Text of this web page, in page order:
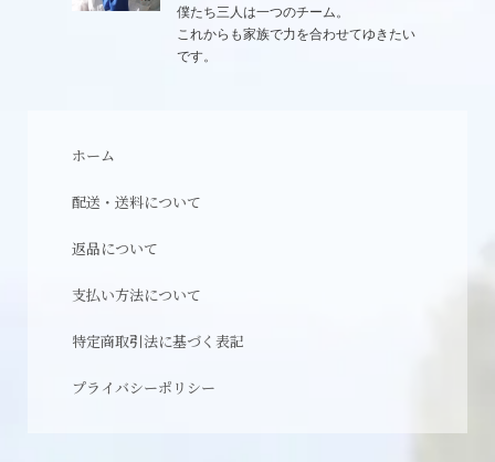
僕たち三人は一つのチーム。
これからも家族で力を合わせてゆきたい
です。
ホーム
配送・送料について
返品について
支払い方法について
特定商取引法に基づく表記
プライバシーポリシー